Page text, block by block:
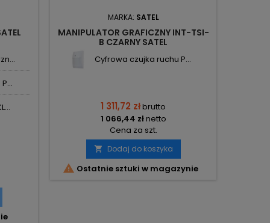
MARKA: SATEL
MANIPULATOR GRAFICZNY INT-TSI-
B CZARNY SATEL
Cyfrowa czujka ruchu P...
1 311,72 złbrutto
1 066,44 złnetto
Cena za szt.
 Dodaj do koszyka
 Ostatnie sztuki w magazynie